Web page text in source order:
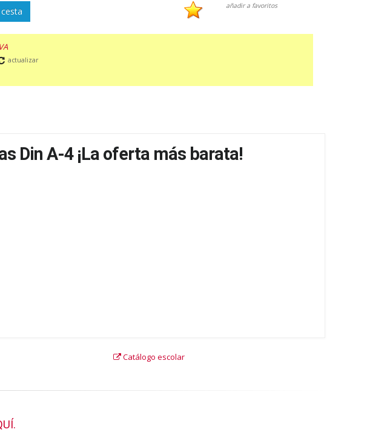
añadir a favoritos
actualizar
Din A-4 ¡La oferta más barata!
Catálogo escolar